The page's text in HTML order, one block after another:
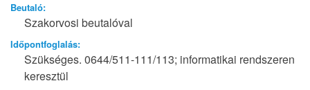
Beutaló:
Szakorvosi beutalóval
Időpontfoglalás:
Szükséges. 0644/511-111/113; informatikai rendszeren
keresztül